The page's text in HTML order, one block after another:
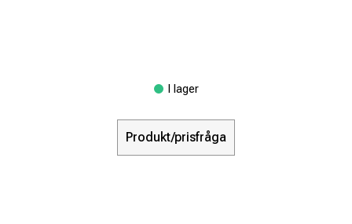
I lager
Produkt/prisfråga